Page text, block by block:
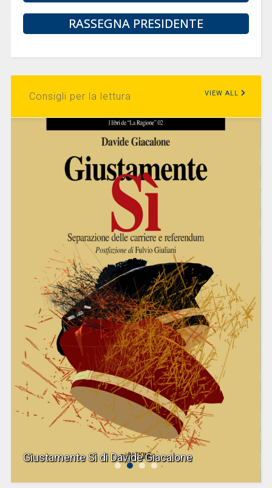
RASSEGNA PRESIDENTE
Consigli per la lettura VIEW ALL
Giustamente Sì di Davide Giacalone